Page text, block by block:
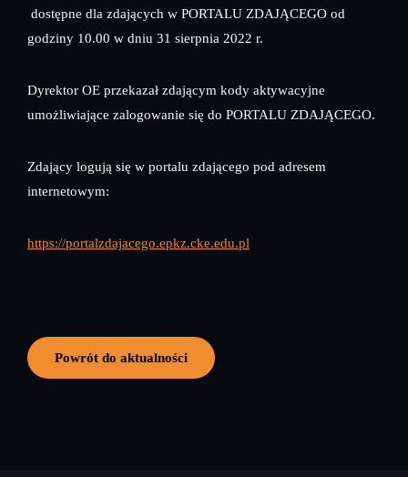
dostępne dla zdających w PORTALU ZDAJĄCEGO od
godziny 10.00 w dniu 31 sierpnia 2022 r.
Dyrektor OE przekazał zdającym kody aktywacyjne
umożliwiające zalogowanie się do PORTALU ZDAJĄCEGO.
Zdający logują się w portalu zdającego pod adresem
internetowym:
https://portalzdajacego.epkz.cke.edu.pl
Powrót do aktualności